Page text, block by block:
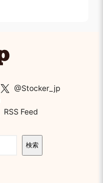
@Stocker_jp
RSS Feed
検索